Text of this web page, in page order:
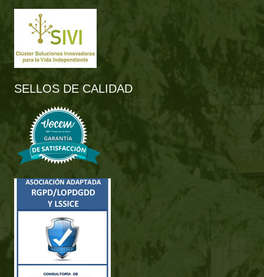
SELLOS DE CALIDAD